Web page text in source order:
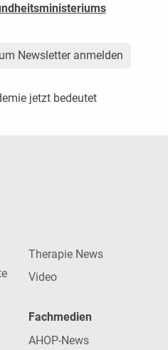
Newsletter anmelden
jetzt bedeutet
Therapie News
Video
Fachmedien
AHOP-News